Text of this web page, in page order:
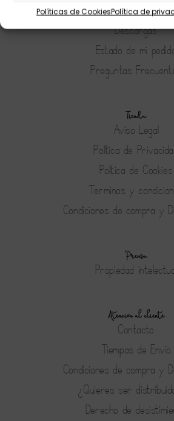
Políticas de CookiesPolítica de
Mi Perfil
Descargas
Estado de mi
Preguntas
Tienda
Aviso Legal
Política de
Política de Cookies
Terminos y
Condiciones de compra y
Prensa
Propiedad
Atención al cliente
Contacto
Tiempos de Envío
Condiciones de compra y
¿Quieres ser
Derecho de